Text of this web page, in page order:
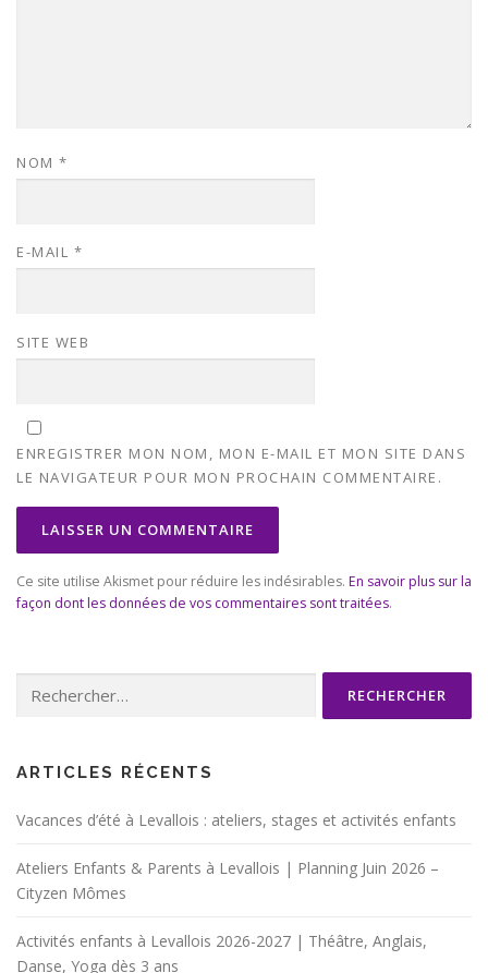
NOM *
E-MAIL *
SITE WEB
ENREGISTRER MON NOM, MON E-MAIL ET MON SITE DANS
LE NAVIGATEUR POUR MON PROCHAIN COMMENTAIRE.
Ce site utilise Akismet pour réduire les indésirables. En savoir plus sur la
façon dont les données de vos commentaires sont traitées.
ARTICLES RÉCENTS
Vacances d’été à Levallois : ateliers, stages et activités enfants
Ateliers Enfants & Parents à Levallois | Planning Juin 2026 –
Cityzen Mômes
Activités enfants à Levallois 2026-2027 | Théâtre, Anglais,
Danse, Yoga dès 3 ans